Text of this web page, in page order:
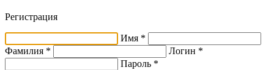
Регистрация
Имя *
Фамилия *
Логин *
Пароль *